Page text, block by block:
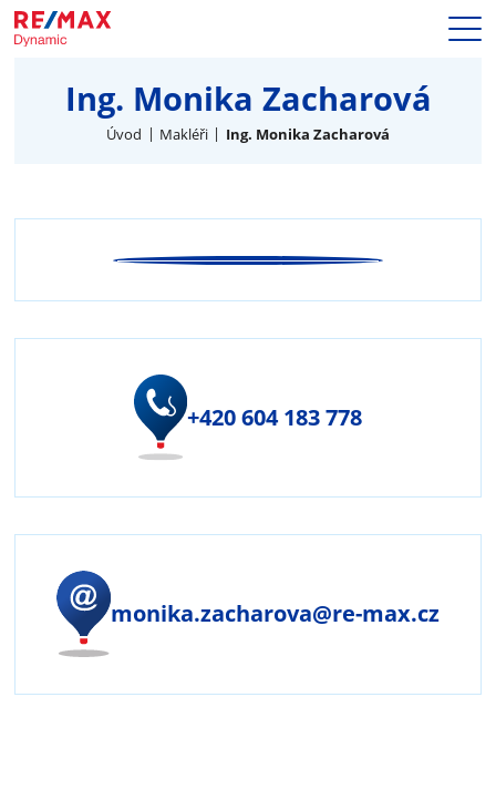
Naše služby
Nemovitosti
Kariéra
Hypotéky
Ing. Monika Zacharová
Úvod Makléři Ing. Monika Zacharová
+420 604 183 778
monika.zacharova@re-max.cz